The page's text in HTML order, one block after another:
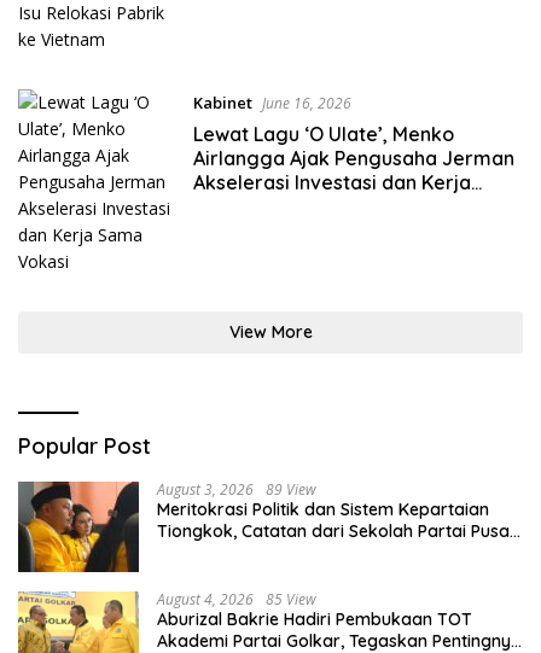
Kabinet June 16, 2026
Lewat Lagu ‘O Ulate’, Menko
Airlangga Ajak Pengusaha Jerman
Akselerasi Investasi dan Kerja
View More
Popular Post
August 3, 2026 89 View
Meritokrasi Politik dan Sistem Kepartaian
Tiongkok, Catatan dari Sekolah Partai Pusat
August 4, 2026 85 View
Aburizal Bakrie Hadiri Pembukaan TOT
Akademi Partai Golkar, Tegaskan Pentingnya